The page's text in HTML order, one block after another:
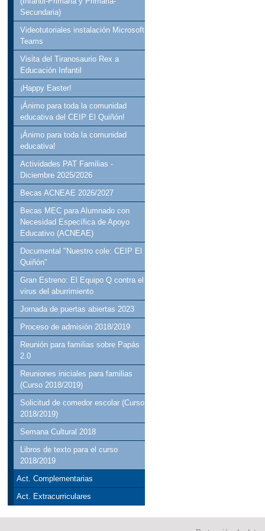
Secundaria)
Videotutoriales instalación Microsoft
Teams
Visita del Tiranosaurio Rex a
Educación Infantil
¡Happy Easter!
¡Ánimo para toda la comunidad
educativa del CEIP El Quiñón!
¡Ánimo para toda la comunidad
educativa!
Actividades PAT Familias -
Diciembre 2025/2026
Becas ACNEAE 2026/2027
Becas MEC para Alumnado con
Necesidad Específica de Apoyo
Educativo (ACNEAE)
Documental "Nuestro cole: CEIP El
Quiñón"
Gran Estreno: El Equipo Q contra el
virus del aburrimiento
Jornada de puertas abiertas 2023
Proceso de admisión 2018/2019
Reunión para familias sobre Papás
2.0
Reuniones iniciales para familias
(Curso 2018/2019)
Solicitud de comedor escolar (Curso
2018/2019)
Semana Cultural 2018
Libros de texto para el curso
2018/2019
Act. Complementarias
Act. Extracurriculares